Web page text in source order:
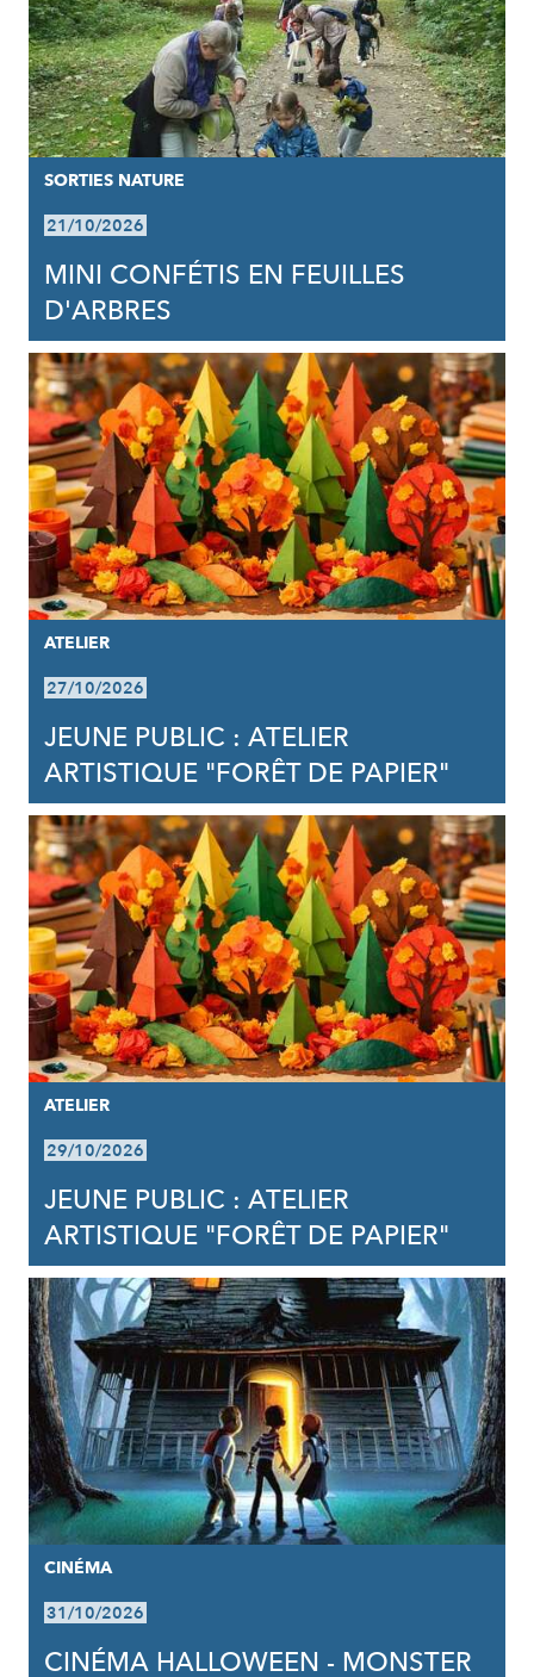
SORTIES NATURE
21/10/2026
MINI CONFÉTIS EN FEUILLES
D'ARBRES
ATELIER
27/10/2026
JEUNE PUBLIC : ATELIER
ARTISTIQUE "FORÊT DE PAPIER"
ATELIER
29/10/2026
JEUNE PUBLIC : ATELIER
ARTISTIQUE "FORÊT DE PAPIER"
CINÉMA
31/10/2026
CINÉMA HALLOWEEN - MONSTER